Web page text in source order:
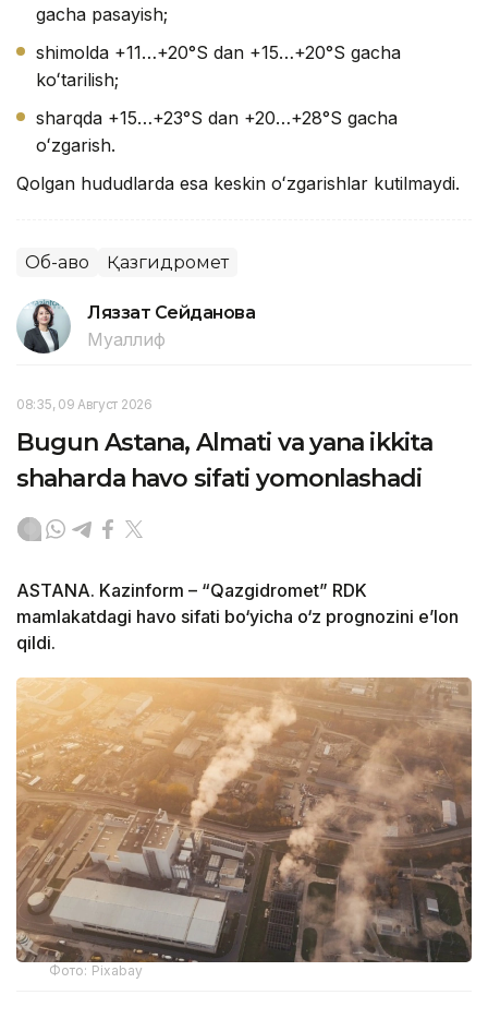
gacha pasayish;
shimolda +11…+20°S dan +15…+20°S gacha
koʻtarilish;
sharqda +15…+23°S dan +20…+28°S gacha
oʻzgarish.
Qolgan hududlarda esa keskin oʻzgarishlar kutilmaydi.
Об-ҳаво Қазгидромет
Ляззат Сейданова
Муаллиф
08:35, 09 Август 2026
Bugun Astana, Almati va yana ikkita
shaharda havo sifati yomonlashadi
ASTANA. Kazinform – “Qazgidromet” RDK
mamlakatdagi havo sifati bo‘yicha o‘z prognozini e’lon
qildi.
Фото: Pixabay